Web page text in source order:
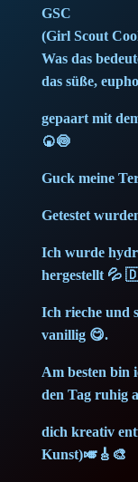
9
,
5
0
€
.
GSC
(Girl Scout
Was das
das süße,
gepaart mit
🍘🍥
Guck meine
Getestet
Ich wurde
hergestellt 💦
Ich rieche und
vanillig 😋.
Am besten bin
den Tag ruhig
dich kreativ
Kunst)🎺🎸🎨